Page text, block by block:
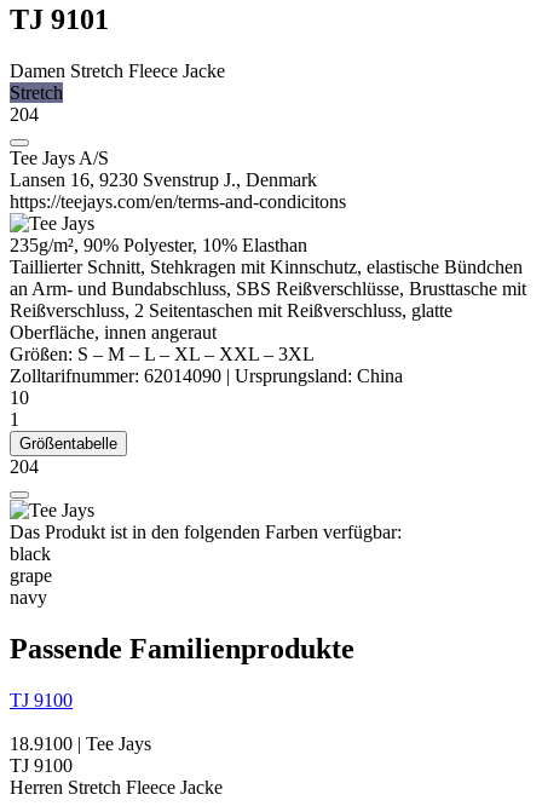
TJ 9101
Damen Stretch Fleece Jacke
Stretch
204
Tee Jays A/S
Lansen 16, 9230 Svenstrup J., Denmark
https://teejays.com/en/terms-and-condicitons
235g/m², 90% Polyester, 10% Elasthan
Taillierter Schnitt, Stehkragen mit Kinnschutz, elastische Bündchen
an Arm- und Bundabschluss, SBS Reißverschlüsse, Brusttasche mit
Reißverschluss, 2 Seitentaschen mit Reißverschluss, glatte
Oberfläche, innen angeraut
Größen: S – M – L – XL – XXL – 3XL
Zolltarifnummer: 62014090 | Ursprungsland: China
10
1
Größentabelle
204
Das Produkt ist in den folgenden Farben verfügbar:
black
grape
navy
Passende Familienprodukte
TJ 9100
18.9100 | Tee Jays
TJ 9100
Herren Stretch Fleece Jacke